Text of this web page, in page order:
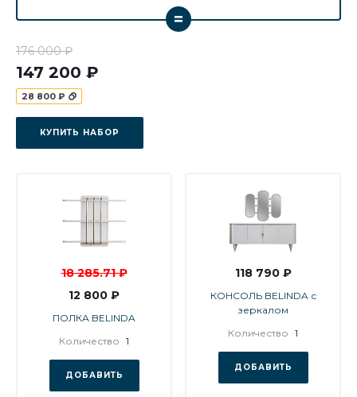
=
176 000 ₽
147 200 ₽
28 800 ₽
КУПИТЬ НАБОР
18 285.71 ₽
12 800 ₽
ПОЛКА BELINDA
Количество 1
ДОБАВИТЬ
118 790 ₽
КОНСОЛЬ BELINDA с
зеркалом
Количество 1
ДОБАВИТЬ